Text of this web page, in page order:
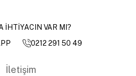
İHTİYACIN VAR MI?
0212 291 50 49
İletişim